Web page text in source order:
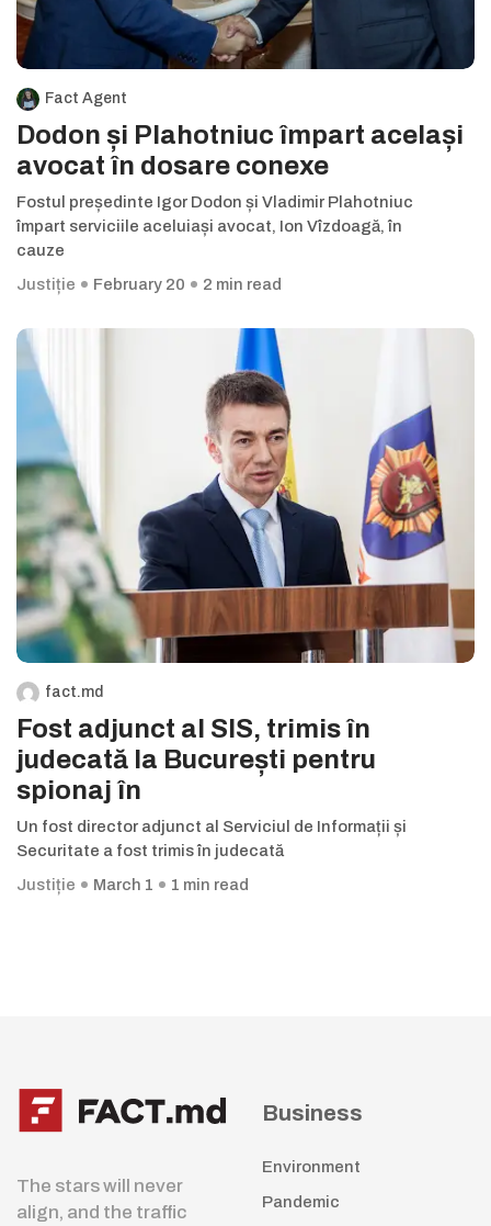
Fact Agent
Dodon și Plahotniuc împart același
avocat în dosare conexe
Fostul președinte Igor Dodon și Vladimir Plahotniuc
împart serviciile aceluiași avocat, Ion Vîzdoagă, în
cauze
Justiție
February 20 2 min read
fact.md
Fost adjunct al SIS, trimis în
judecată la București pentru
spionaj în
Un fost director adjunct al Serviciul de Informații și
Securitate a fost trimis în judecată
Justiție
March 1 1 min read
The stars will never
align, and the traffic
Business
Environment
Pandemic